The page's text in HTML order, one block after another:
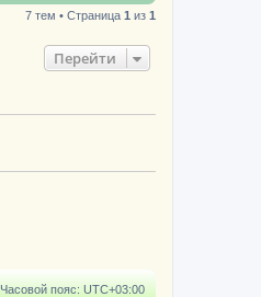
7 тем • Страница 1 из 1
Перейти
Часовой пояс: UTC+03:00